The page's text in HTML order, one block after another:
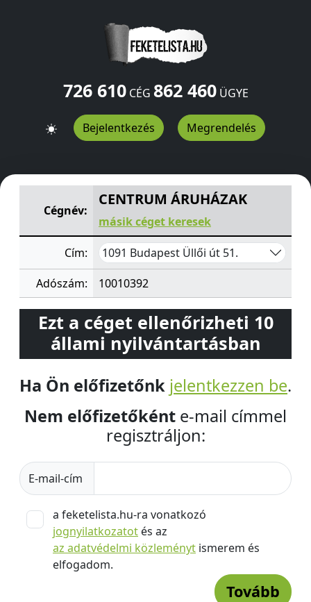
726 610CÉG 862 460ÜGYE
Bejelentkezés Megrendelés
CENTRUM ÁRUHÁZAKÜllői út 51. Budapest1091
Cégnév:
CENTRUM ÁRUHÁZAK
másik céget keresek
Cím: 1091 Budapest Üllői út 51.
Adószám: 10010392
Ezt a céget ellenőrizheti 10
állami nyilvántartásban
Ha Ön előfizetőnk jelentkezzen be.
Nem előfizetőként e-mail címmel
regisztráljon:
E-mail-cím
a feketelista.hu-ra vonatkozó
jognyilatkozatot és az
az adatvédelmi közleményt ismerem és
elfogadom.
Tovább